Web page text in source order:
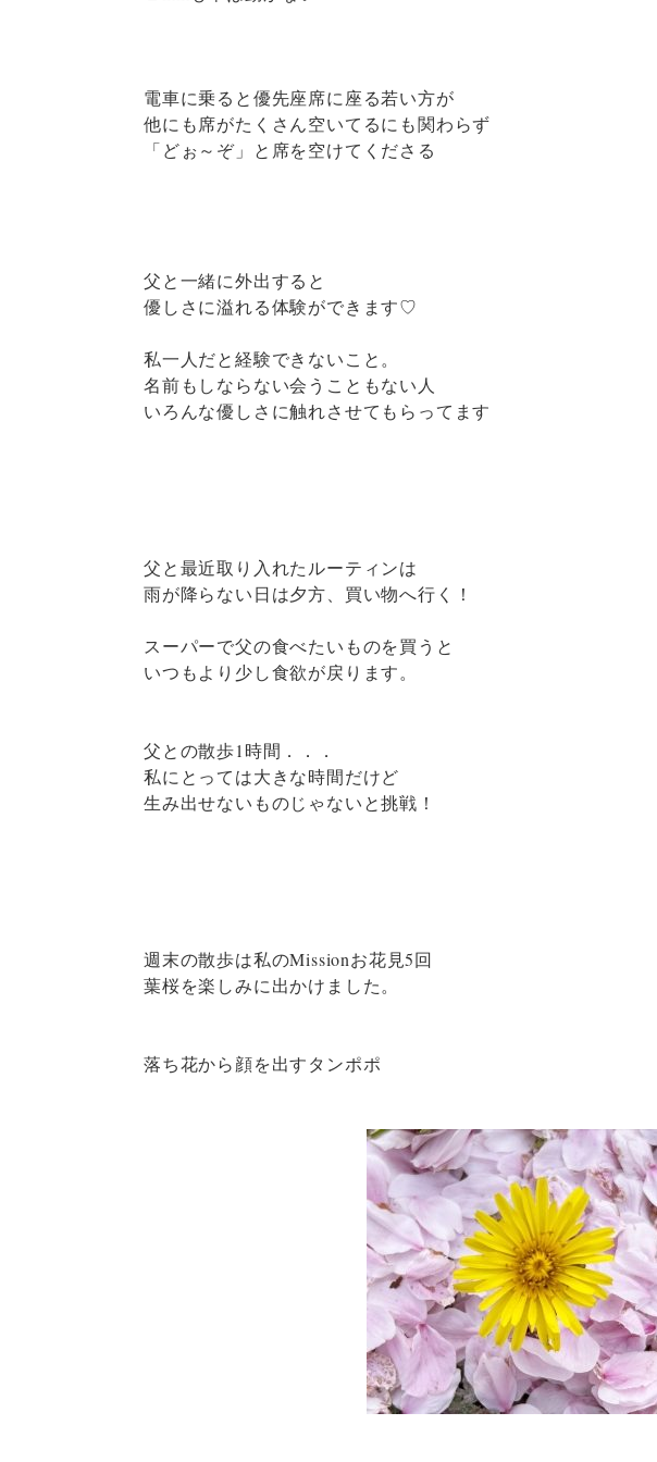
電車に乗ると優先座席に座る若い方が
他にも席がたくさん空いてるにも関わらず
「どぉ～ぞ」と席を空けてくださる
父と一緒に外出すると
優しさに溢れる体験ができます♡
私一人だと経験できないこと。
名前もしならない会うこともない人
いろんな優しさに触れさせてもらってます
父と最近取り入れたルーティンは
雨が降らない日は夕方、買い物へ行く！
スーパーで父の食べたいものを買うと
いつもより少し食欲が戻ります。
父との散歩1時間．．．
私にとっては大きな時間だけど
生み出せないものじゃないと挑戦！
週末の散歩は私のMissionお花見5回
葉桜を楽しみに出かけました。
落ち花から顔を出すタンポポ